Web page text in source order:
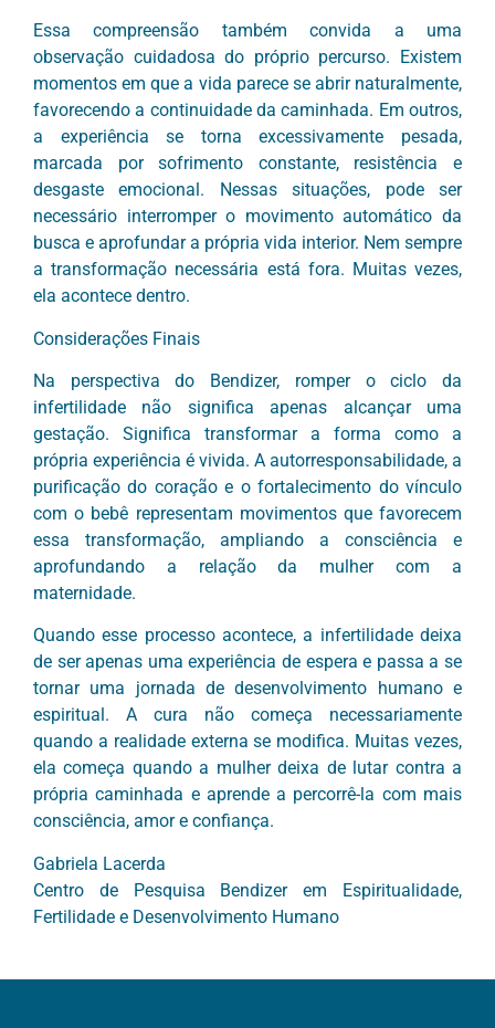
Essa compreensão também convida a uma
observação cuidadosa do próprio percurso. Existem
momentos em que a vida parece se abrir naturalmente,
favorecendo a continuidade da caminhada. Em outros,
a experiência se torna excessivamente pesada,
marcada por sofrimento constante, resistência e
desgaste emocional. Nessas situações, pode ser
necessário interromper o movimento automático da
busca e aprofundar a própria vida interior. Nem sempre
a transformação necessária está fora. Muitas vezes,
ela acontece dentro.
Considerações Finais
Na perspectiva do Bendizer, romper o ciclo da
infertilidade não significa apenas alcançar uma
gestação. Significa transformar a forma como a
própria experiência é vivida. A autorresponsabilidade, a
purificação do coração e o fortalecimento do vínculo
com o bebê representam movimentos que favorecem
essa transformação, ampliando a consciência e
aprofundando a relação da mulher com a
maternidade.
Quando esse processo acontece, a infertilidade deixa
de ser apenas uma experiência de espera e passa a se
tornar uma jornada de desenvolvimento humano e
espiritual. A cura não começa necessariamente
quando a realidade externa se modifica. Muitas vezes,
ela começa quando a mulher deixa de lutar contra a
própria caminhada e aprende a percorrê-la com mais
consciência, amor e confiança.
Gabriela Lacerda
Centro de Pesquisa Bendizer em Espiritualidade,
Fertilidade e Desenvolvimento Humano